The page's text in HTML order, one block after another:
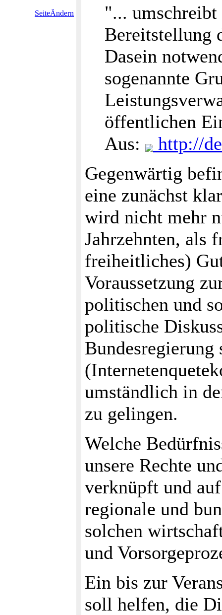
SeiteÄndern
"...
Bereitstellung
Dasein
sogenannte
öffentlichen
Aus:
http://
Gegenwärtig
eine zunächst
wird nicht mehr
Jahrzehnten, als
freiheitliches)
Voraussetzung
politischen und
politische
Bundesregierung
umständlich in
zu gelingen.
Welche
unsere Rechte
verknüpft und
regionale und
solchen
und
Ein bis zur
soll helfen, die